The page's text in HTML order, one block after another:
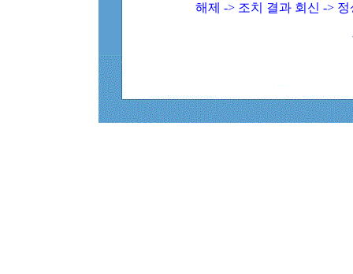
해제 -> 조치 결과 회신 ->